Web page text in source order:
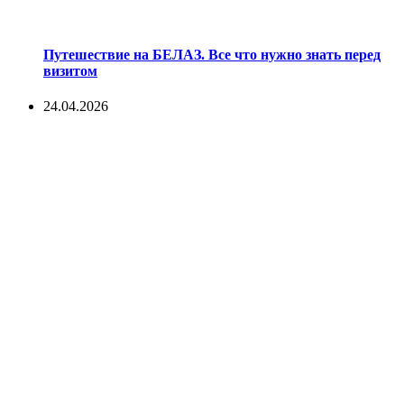
Путешествие на БЕЛАЗ. Все что нужно знать перед
визитом
24.04.2026